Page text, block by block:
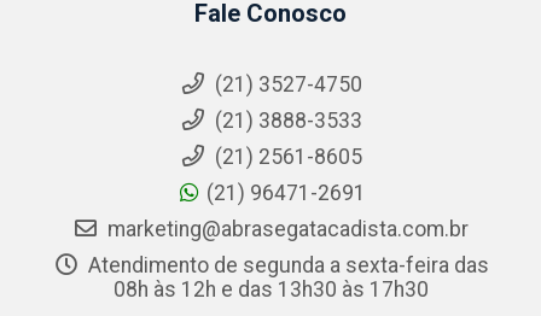
Fale Conosco
(21) 3527-4750
(21) 3888-3533
(21) 2561-8605
(21) 96471-2691
marketing@abrasegatacadista.com.br
Atendimento de segunda a sexta-feira das
08h às 12h e das 13h30 às 17h30